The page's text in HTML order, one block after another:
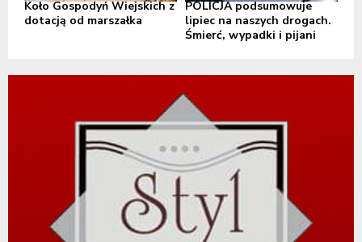
Koło Gospodyń Wiejskich z
dotacją od marszałka
POLICJA podsumowuje
lipiec na naszych drogach.
Śmierć, wypadki i pijani